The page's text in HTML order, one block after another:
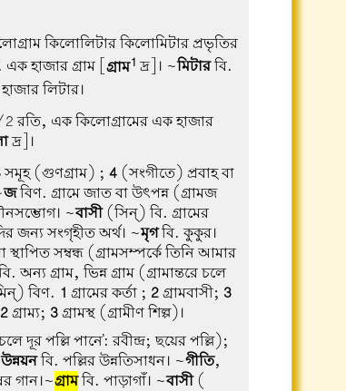
কিলোলিটার কিলোমিটার প্রভৃতির
হাজার গ্রাম [ গ্রাম1 দ্র]। ~মিটারবি.
লিটার।
2 রতি, এক কিলোগ্রামের এক হাজার
দ্র]।
সমূহ (গুণগ্রাম) ; 4(সংগীতে) প্রবাহ বা
জবিণ. গ্রামে জাত বা উৎপন্ন (গ্রামজ
~বাসী(সিন্) বি. গ্রামের
জন্য সংগৃহীত অর্থ। ~মৃগবি. কুকুর।
সম্বন্ধ (গ্রামসম্পর্কে তিনি আমার
অন্য গ্রাম, ভিন্ন গ্রাম (গ্রামান্তরে চলে
বিণ. 1 গ্রামের কর্তা ; 2গ্রামবাসী; 3
2গ্রাম্য; 3গ্রামস্থ (গ্রামীণ শিল্প)।
দূর পল্লি পানে': রবীন্দ্র; ছয়ের পল্লি);
বি. পল্লির উন্নতিসাধন। ~গীতি,
গান।~গ্রামবি. পাড়াগাঁ। ~বাসী(-